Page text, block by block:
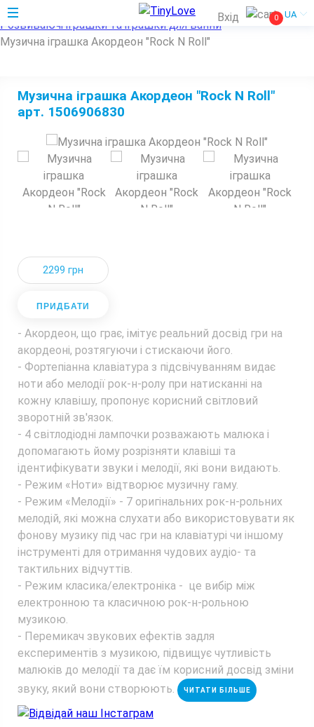
UA
Вхід 0
Home
Розвиваючі іграшки та іграшки для ванни
Музична іграшка Акордеон "Rock N Roll"
Музична іграшка Акордеон "Rock N Roll"
арт. 1506906830
2299 грн
ПРИДБАТИ
- Акордеон, що грає, імітує реальний досвід гри на
акордеоні, розтягуючи і стискаючи його.
- Фортепіанна клавіатура з підсвічуванням видає
ноти або мелодії рок-н-ролу при натисканні на
кожну клавішу, пропонує корисний світловий
зворотній зв'язок.
- 4 світлодіодні лампочки розважають малюка і
допомагають йому розрізняти клавіші та
ідентифікувати звуки і мелодії, які вони видають.
- Режим «Ноти» відтворює музичну гаму.
- Режим «Мелодії» - 7 оригінальних рок-н-рольних
мелодій, які можна слухати або використовувати як
фонову музику під час гри на клавіатурі чи іншому
інструменті для отримання чудових аудіо- та
тактильних відчуттів.
- Режим класика/електроніка - це вибір між
електронною та класичною рок-н-рольною
музикою.
- Перемикач звукових ефектів задля
експериментів з музикою, підвищує чутливість
малюків до мелодії та дає їм корисний досвід зміни
звуку, який вони створюють.
ЧИТАТИ БІЛЬШЕ
Відвідай наш Інстаграм